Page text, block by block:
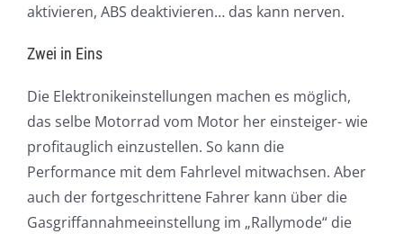
aktivieren, ABS deaktivieren… das kann nerven.
Zwei in Eins
Die Elektronikeinstellungen machen es möglich,
das selbe Motorrad vom Motor her einsteiger- wie
profitauglich einzustellen. So kann die
Performance mit dem Fahrlevel mitwachsen. Aber
auch der fortgeschrittene Fahrer kann über die
Gasgriffannahmeeinstellung im „Rallymode“ die